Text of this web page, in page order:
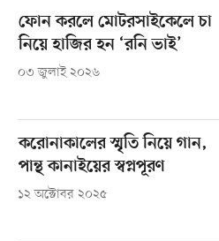
ফোন করলে মোটরসাইকেলে চা
নিয়ে হাজির হন ‘রনি ভাই’
০৩ জুলাই ২০২৬
করোনাকালের স্মৃতি নিয়ে গান,
পান্থ কানাইয়ের স্বপ্নপূরণ
১২ অক্টোবর ২০২৫